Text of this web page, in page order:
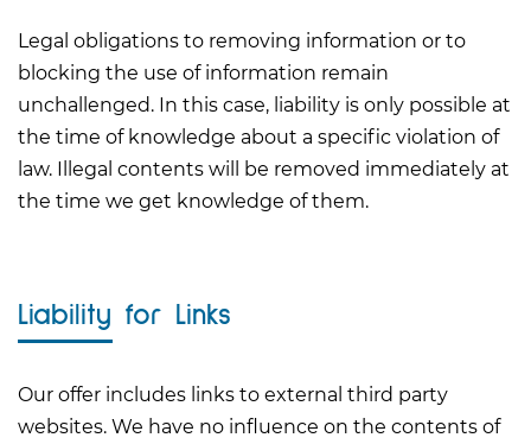
Legal obligations to removing information or to
blocking the use of information remain
unchallenged. In this case, liability is only possible at
the time of knowledge about a specific violation of
law. Illegal contents will be removed immediately at
the time we get knowledge of them.
Liability for Links
Our offer includes links to external third party
websites. We have no influence on the contents of